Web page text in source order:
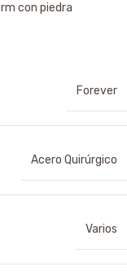
con piedra
Forever
Acero Quirúrgico
Varios